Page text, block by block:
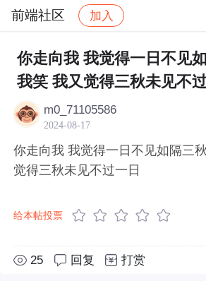
前端社区 加入
社区 前端社区 感慨 帖子
你走向我 我觉得一日不见
我笑 我又觉得三秋未见不
m0_71105586
2024-08-17
你走向我 我觉得一日不见如隔三
觉得三秋未见不过一日
给本帖投票
25 回复 打赏